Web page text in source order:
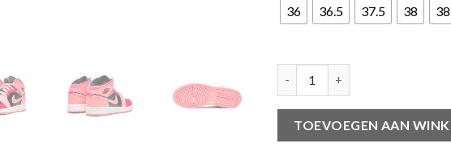
36 36.5 37.5 38
TOEVOEGEN AAN